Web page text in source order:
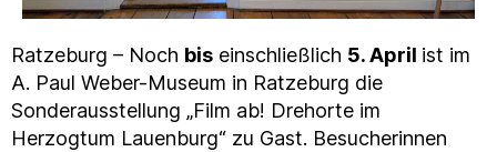
Ratzeburg – Noch bis einschließlich 5. April ist im
A. Paul Weber-Museum in Ratzeburg die
Sonderausstellung „Film ab! Drehorte im
Herzogtum Lauenburg“ zu Gast. Besucherinnen